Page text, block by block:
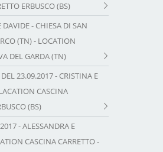
ERBUSCO (BS)
DAVIDE - CHIESA DI SAN
(TN) - LOCATION
DEL GARDA (TN)
23.09.2017 - CRISTINA E
CASCINA
(BS)
- ALESSANDRA E
CASCINA CARRETTO -